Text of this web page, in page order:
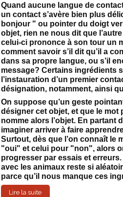
Quand aucune langue de
un contact s’avère bien plus
bonjour " ou pointer du doigt
objet, rien ne nous dit que
celui-ci prononce à son tour un
comment savoir s’il dit qu’il a
dans sa propre langue, ou s’il
message? Certains ingrédients
l’instauration d’un premier
désignation, notamment, ainsi
On suppose qu’un geste
désigner cet objet, et que le
nomme alors l’objet. En partant
imaginer arriver à faire
Surtout, dès que l’on connaît le
"oui" et celui pour "non", alors
progresser par essais et
avec les animaux reste si
parce qu’il nous manque ces
Lire la suite